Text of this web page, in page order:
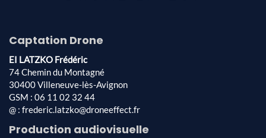
Captation Drone
EI LATZKO Frédéric
74 Chemin du Montagné
30400 Villeneuve-lès-Avignon
GSM : 06 11 02 32 44
@ : frederic.latzko@droneeffect.fr
Production audiovisuelle